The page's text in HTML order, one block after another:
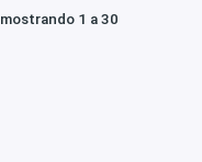
1 a 30